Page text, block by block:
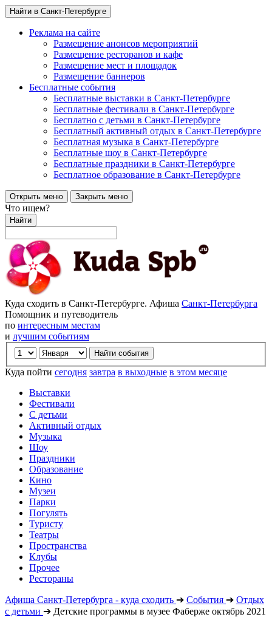
Найти в Санкт-Петербурге
Реклама на сайте
Размещение анонсов мероприятий
Размещение ресторанов и кафе
Размещение мест и площадок
Размещение баннеров
Бесплатные события
Бесплатные выставки в Санкт-Петербурге
Бесплатные фестивали в Санкт-Петербурге
Бесплатно с детьми в Санкт-Петербурге
Бесплатный активный отдых в Санкт-Петербурге
Бесплатная музыка в Санкт-Петербурге
Бесплатные шоу в Санкт-Петербурге
Бесплатные праздники в Санкт-Петербурге
Бесплатное образование в Санкт-Петербурге
Открыть меню Закрыть меню
Что ищем?
Найти
Куда сходить в Санкт-Петербурге. Афиша Санкт-Петербурга
Помощник и путеводитель
по интересным местам
и лучшим событиям
Куда пойти сегодня завтра в выходные в этом месяце
Выставки
Фестивали
С детьми
Активный отдых
Музыка
Шоу
Праздники
Образование
Кино
Музеи
Парки
Погулять
Туристу
Театры
Пространства
Клубы
Прочее
Рестораны
Афиша Санкт-Петербурга - куда сходить ➔ События ➔ Отдых
с детьми ➔ Детские программы в музее Фаберже октябрь 2021